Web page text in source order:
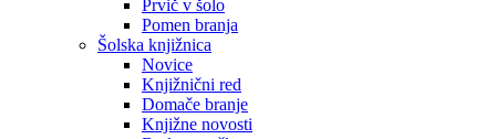
Prvič v šolo
Pomen branja
Šolska knjižnica
Novice
Knjižnični red
Domače branje
Knjižne novosti